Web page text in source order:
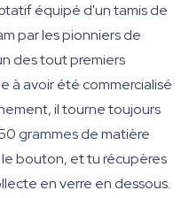
équipé d'un tamis de
par les pionniers de
des tout premiers
à avoir été commercialisé
il tourne toujours
grammes de matière
bouton, et tu récupères
en verre en dessous.